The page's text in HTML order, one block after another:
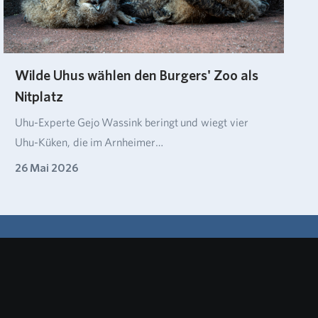
Wilde Uhus wählen den Burgers' Zoo als
Nitplatz
Uhu-Experte Gejo Wassink beringt und wiegt vier
Uhu-Küken, die im Arnheimer…
26 Mai 2026